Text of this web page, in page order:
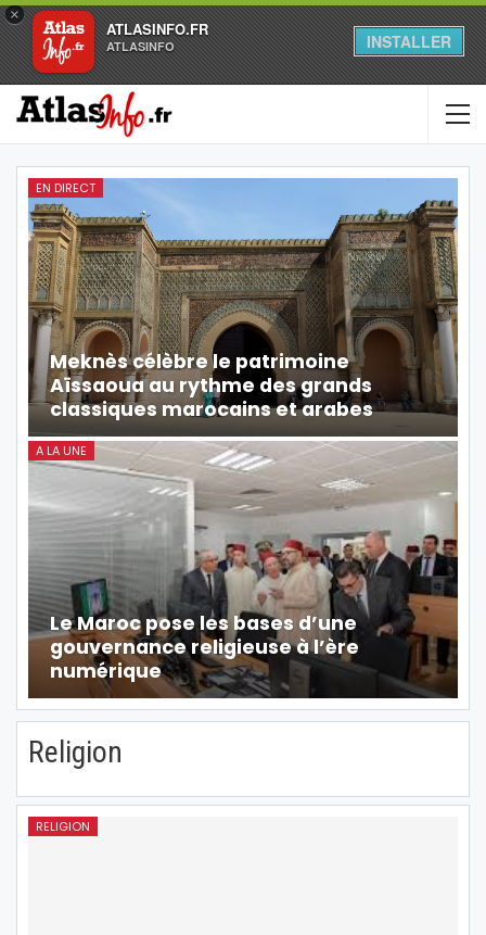
×
ATLASINFO.FR
ATLASINFO INSTALLER
EN DIRECT
Meknès célèbre le patrimoine
Aïssaoua au rythme des grands
classiques marocains et arabes
A LA UNE
Le Maroc pose les bases d’une
gouvernance religieuse à l’ère
numérique
Religion
RELIGION